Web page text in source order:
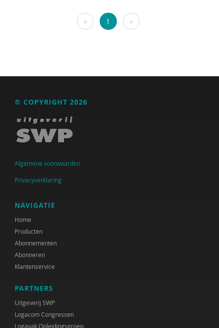
Nederlandse Sportalliantie m.m.v. Stichting
Pharos
QUT
Raad voor Volksgezondheid & Samenleving
Ramirelsyla Eloise
Sonja
World Health Organization
WRR
Tim 'S Jongers
Jeugdautoriteit (JA)
« 1 »
© COPYRIGHT 2026
Algemene voorwaarden
Privacyverklaring
NAVIGATIE
Home
Producten
Abonnementen
Abonneren
Klantenservice
PARTNERS
Uitgeverij SWP
Logacom Congressen
Logavak Opleidingsgroep